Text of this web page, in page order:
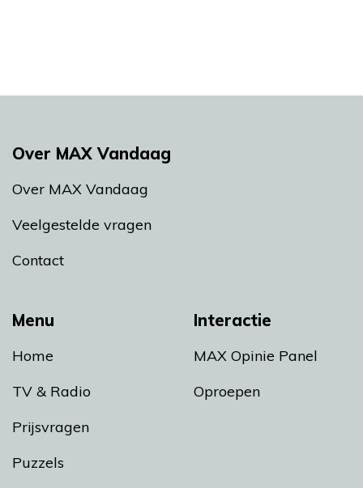
Menu
Home
TV & Radio
Prijsvragen
Puzzels
Interactie
MAX Opinie Panel
Oproepen
Over MAX Vandaag
Over MAX Vandaag
Veelgestelde vragen
Contact